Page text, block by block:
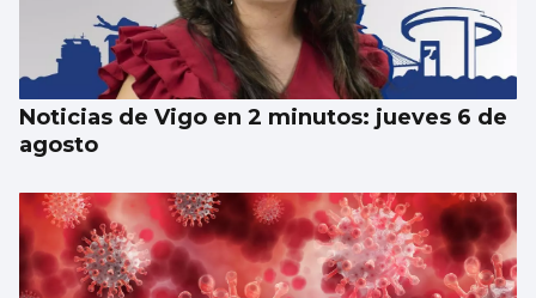
Noticias de Vigo en 2 minutos: jueves 6 de
agosto